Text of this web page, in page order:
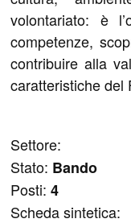
volontariato: è
competenze,
contribuire alla
caratteristiche del
Settore:
Stato: Bando
Posti:4
Scheda sintetica: